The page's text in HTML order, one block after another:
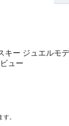
ー ジュエルモ
ュー
。